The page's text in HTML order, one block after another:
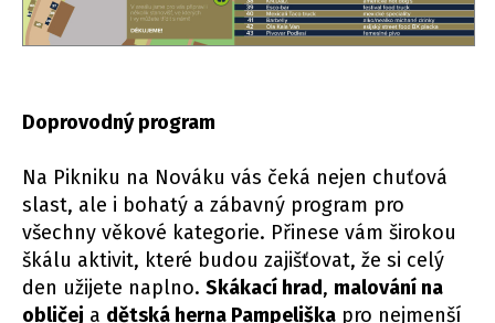
Doprovodný program
Na Pikniku na Nováku vás čeká nejen chuťová
slast, ale i bohatý a zábavný program pro
všechny věkové kategorie. Přinese vám širokou
škálu aktivit, které budou zajišťovat, že si celý
den užijete naplno. Skákací hrad, malování na
obličej a dětská herna Pampeliška pro nejmenší